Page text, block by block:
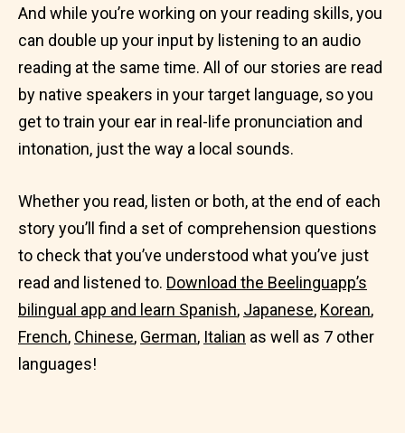
And while you’re working on your reading skills, you
can double up your input by listening to an audio
reading at the same time. All of our stories are read
by native speakers in your target language, so you
get to train your ear in real-life pronunciation and
intonation, just the way a local sounds.
Whether you read, listen or both, at the end of each
story you’ll find a set of comprehension questions
to check that you’ve understood what you’ve just
read and listened to. Download the Beelinguapp’s
bilingual app and learn Spanish, Japanese, Korean,
French, Chinese, German, Italian as well as 7 other
languages!